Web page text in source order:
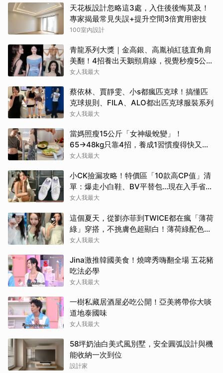
天花板設計忽略這3處，入住後後悔莫及！
專家揭最常見失誤+提升空間3倍實用密技
100室內設計
青龍系列大獎｜金高銀、高胤禎紅毯直角肩
美翻！4招養出天鵝頸肩線，視覺秒瘦5公
斤！
女人我最大
蔡依林、賈靜雯、小s都瘋匹克球！搞懂匹
克球規則、FILA、ALO都出匹克球服裝系列
女人我最大
當媽照瘦15公斤「女神級蛻變」！
65→48kg只靠4招，養成1習慣瘦得快又不
復胖
女人我最大
小CK撿漏攻略！特價區「10款高CP值」清
單：爆走小白鞋、BV平替包…現在入手省一
筆
女人我最大
這個夏天，從劉亦菲到TWICE都在瘋「薄荷
綠」穿搭，不挑膚色超顯白！薄荷綠配色公
開
女人我最大
Jina激推韓國美食！燒啤秀嗨翻全場 五花豬
吃法必學
女人我最大
一樹私藏居酒屋必吃公開！亞美將帶你大啖
道地泰國味
女人我最大
58坪奶油白美式風別墅，安全圓弧設計與機
能收納一次到位
設計家